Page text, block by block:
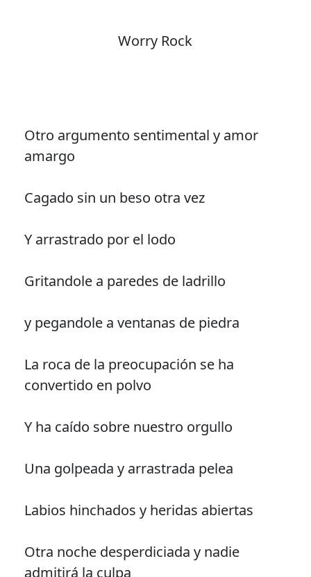
Worry Rock
Otro argumento sentimental y amor
amargo
Cagado sin un beso otra vez
Y arrastrado por el lodo
Gritandole a paredes de ladrillo
y pegandole a ventanas de piedra
La roca de la preocupación se ha
convertido en polvo
Y ha caído sobre nuestro orgullo
Una golpeada y arrastrada pelea
Labios hinchados y heridas abiertas
Otra noche desperdiciada y nadie
admitirá la culpa